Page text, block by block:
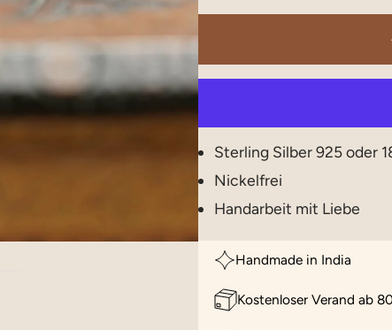
Sterling Silber 925 oder
Nickelfrei
Handarbeit mit Liebe
Handmade in India
Kostenloser Verand ab